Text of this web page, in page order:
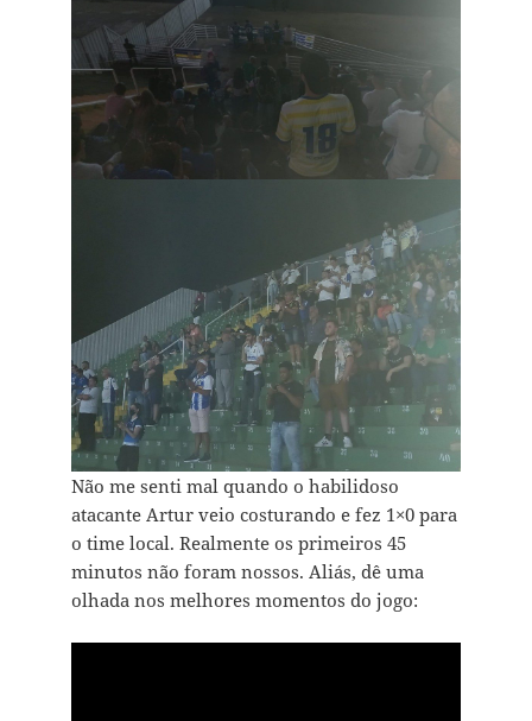
Não me senti mal quando o habilidoso
atacante Artur veio costurando e fez 1×0 para
o time local. Realmente os primeiros 45
minutos não foram nossos. Aliás, dê uma
olhada nos melhores momentos do jogo: